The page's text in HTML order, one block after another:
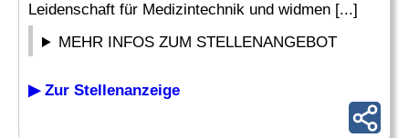
Leidenschaft für Medizintechnik und widmen [...]
MEHR INFOS ZUM STELLENANGEBOT
▶ Zur Stellenanzeige